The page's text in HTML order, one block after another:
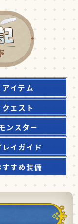
アイテム
クエスト
ンスター
レイガイド
すすめ装備